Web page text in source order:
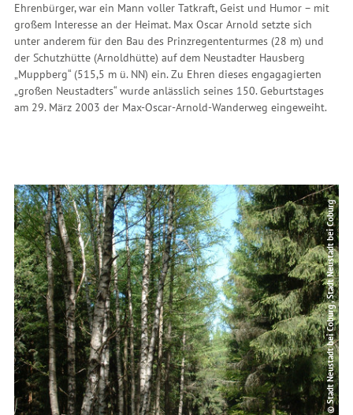
Ehrenbürger, war ein Mann voller Tatkraft, Geist und Humor – mit
großem Interesse an der Heimat. Max Oscar Arnold setzte sich
unter anderem für den Bau des Prinzregententurmes (28 m) und
der Schutzhütte (Arnoldhütte) auf dem Neustadter Hausberg
„Muppberg“ (515,5 m ü. NN) ein. Zu Ehren dieses engagagierten
„großen Neustadters“ wurde anlässlich seines 150. Geburtstages
am 29. März 2003 der Max-Oscar-Arnold-Wanderweg eingeweiht.
© Stadt Neustadt bei Coburg , Stadt Neustadt bei Coburg